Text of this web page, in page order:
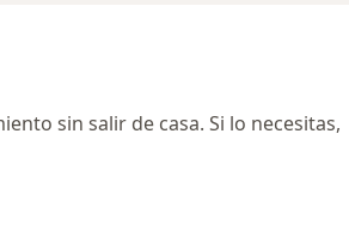
sin salir de casa. Si lo necesitas,